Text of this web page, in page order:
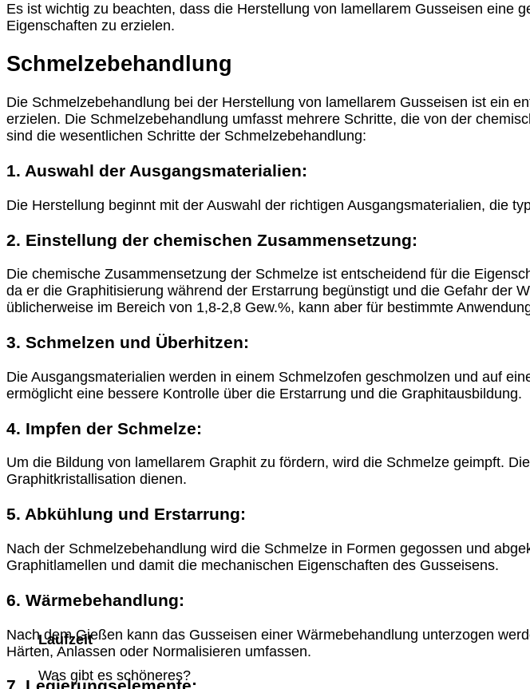
Laufzeit
Was gibt es schöneres?
Es ist wichtig zu beachten, dass die Herstellung von lamellarem Gusseisen eine
Eigenschaften zu erzielen.
Schmelzebehandlung
Die Schmelzebehandlung bei der Herstellung von lamellarem Gusseisen ist ein
erzielen. Die Schmelzebehandlung umfasst mehrere Schritte, die von der
sind die wesentlichen Schritte der Schmelzebehandlung:
1. Auswahl der Ausgangsmaterialien:
Die Herstellung beginnt mit der Auswahl der richtigen Ausgangsmaterialien, die
2. Einstellung der chemischen Zusammensetzung:
Die chemische Zusammensetzung der Schmelze ist entscheidend für die
da er die Graphitisierung während der Erstarrung begünstigt und die Gefahr der
üblicherweise im Bereich von 1,8-2,8 Gew.%, kann aber für bestimmte
3. Schmelzen und Überhitzen:
Die Ausgangsmaterialien werden in einem Schmelzofen geschmolzen und auf
ermöglicht eine bessere Kontrolle über die Erstarrung und die Graphitausbildung.
4. Impfen der Schmelze:
Um die Bildung von lamellarem Graphit zu fördern, wird die Schmelze geimpft.
Graphitkristallisation dienen.
5. Abkühlung und Erstarrung:
Nach der Schmelzebehandlung wird die Schmelze in Formen gegossen und
Graphitlamellen und damit die mechanischen Eigenschaften des Gusseisens.
6. Wärmebehandlung:
Nach dem Gießen kann das Gusseisen einer Wärmebehandlung unterzogen
Härten, Anlassen oder Normalisieren umfassen.